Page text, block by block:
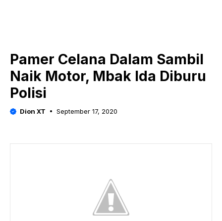
Pamer Celana Dalam Sambil
Naik Motor, Mbak Ida Diburu
Polisi
Dion XT September 17, 2020